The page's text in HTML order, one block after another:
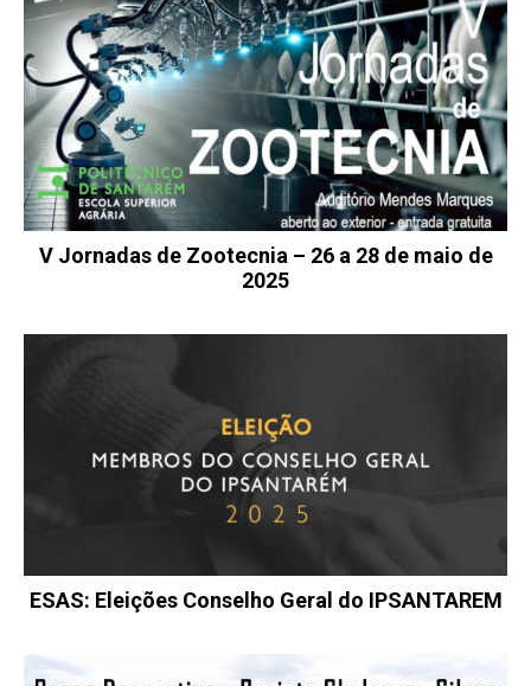
V Jornadas de Zootecnia – 26 a 28 de maio de
2025
ESAS: Eleições Conselho Geral do IPSANTAREM